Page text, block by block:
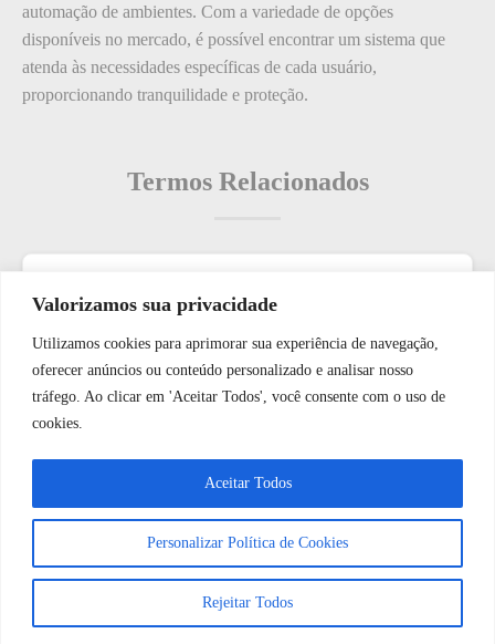
Valorizamos sua privacidade
Utilizamos cookies para aprimorar sua experiência de navegação,
oferecer anúncios ou conteúdo personalizado e analisar nosso
tráfego. Ao clicar em 'Aceitar Todos', você consente com o uso de
cookies.
Personalizar Política de Cookies
Rejeitar Todos
Aceitar Todos
automação de ambientes. Com a variedade de opções
disponíveis no mercado, é possível encontrar um sistema que
atenda às necessidades específicas de cada usuário,
proporcionando tranquilidade e proteção.
Termos Relacionados
O que é: Espaço Compartilhado?
O que é: Sistema de Vídeo Porteiro em Tempo Real
O que é: Sistema de Alarme de Intrusão
O que é: Plano de Gerenciamento de Crises de Rede de
O que é Sistema de Câmeras
WhatsApp JF Tech
Vamos conversar e descobrir como
podemos ajudá-lo hoje?
Abrir bate-papo